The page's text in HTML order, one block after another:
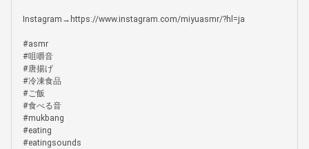
Instagram→https://www.instagram.com/miyuasmr/?hl=ja
#asmr
#咀嚼音
#唐揚げ
#冷凍食品
#ご飯
#食べる音
#mukbang
#eating
#eatingsounds